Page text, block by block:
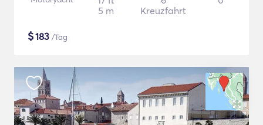
5 m
Kreuzfahrt
$183 /Tag